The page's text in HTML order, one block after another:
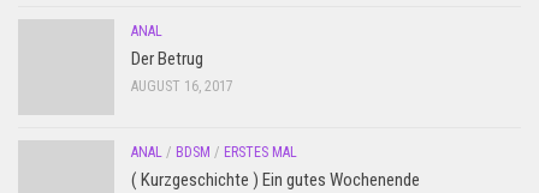
ANAL
Der Betrug
AUGUST 16, 2017
ANAL / BDSM / ERSTES MAL
( Kurzgeschichte ) Ein gutes Wochenende